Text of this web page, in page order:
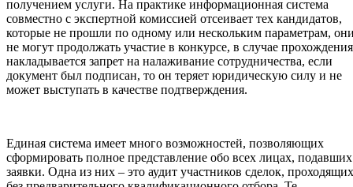
получением услуги. На практике информационная система
совместно с экспертной комиссией отсеивает тех кандидатов,
которые не прошли по одному или нескольким параметрам,
не могут продолжать участие в конкурсе, в случае прохождения
накладывается запрет на налаживание сотрудничества, если
документ был подписан, то он теряет юридическую силу и не
может выступать в качестве подтверждения.
Единая система имеет много возможностей, позволяющих
сформировать полное представление обо всех лицах, подавших
заявки. Одна из них – это аудит участников сделок, проходящих